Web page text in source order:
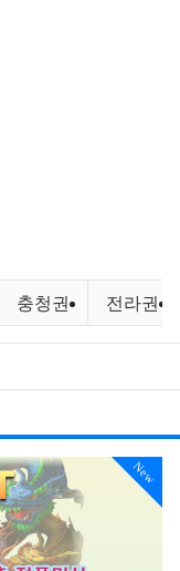
포인트
충청권 전라권
New